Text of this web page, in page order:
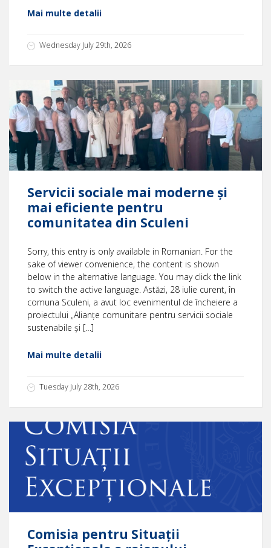
Mai multe detalii
Wednesday July 29th, 2026
Servicii sociale mai moderne și
mai eficiente pentru
comunitatea din Sculeni
Sorry, this entry is only available in Romanian. For the
sake of viewer convenience, the content is shown
below in the alternative language. You may click the link
to switch the active language. Astăzi, 28 iulie curent, în
comuna Sculeni, a avut loc evenimentul de încheiere a
proiectului „Alianțe comunitare pentru servicii sociale
sustenabile și […]
Mai multe detalii
Tuesday July 28th, 2026
Comisia pentru Situații